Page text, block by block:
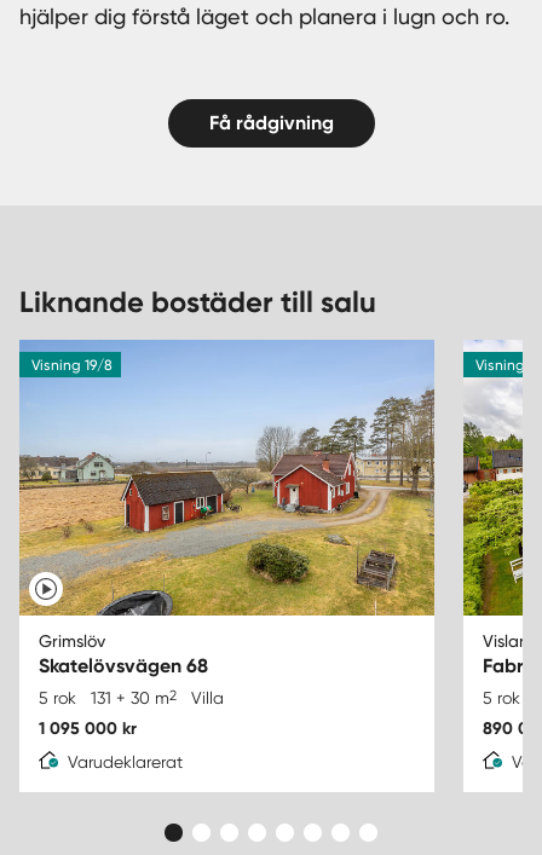
hjälper dig förstå läget och planera i lugn och ro.
Få rådgivning
Liknande bostäder till salu
Visning 19/8
Grimslöv
Skatelövsvägen 68
5 rok 131 + 30 m2 Villa
1 095 000 kr
Varudeklarerat
Visning
5 rok
890